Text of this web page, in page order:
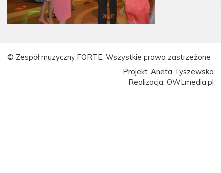
© Zespół muzyczny FORTE. Wszystkie prawa zastrzeżone
Projekt: Aneta Tyszewska
Realizacja: OWLmedia.pl